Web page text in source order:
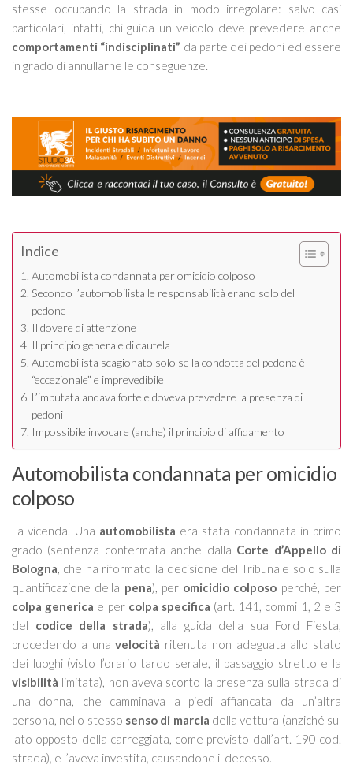
stesse occupando la strada in modo irregolare: salvo casi
particolari, infatti, chi guida un veicolo deve prevedere anche
comportamenti “indisciplinati” da parte dei pedoni ed essere
in grado di annullarne le conseguenze.
Indice
Automobilista condannata per omicidio colposo
Secondo l’automobilista le responsabilità erano solo del
pedone
Il dovere di attenzione
Il principio generale di cautela
Automobilista scagionato solo se la condotta del pedone è
“eccezionale” e imprevedibile
L’imputata andava forte e doveva prevedere la presenza di
pedoni
Impossibile invocare (anche) il principio di affidamento
Automobilista condannata per omicidio
colposo
La vicenda. Una automobilista era stata condannata in primo
grado (sentenza confermata anche dalla Corte d’Appello di
Bologna, che ha riformato la decisione del Tribunale solo sulla
quantificazione della pena), per omicidio colposo perché, per
colpa generica e per colpa specifica (art. 141, commi 1, 2 e 3
del codice della strada), alla guida della sua Ford Fiesta,
procedendo a unavelocità ritenuta non adeguata allo stato
dei luoghi (visto l’orario tardo serale, il passaggio stretto e la
visibilità limitata), non aveva scorto la presenza sulla strada di
una donna, che camminava a piedi affiancata da un’altra
persona, nello stesso senso di marcia della vettura (anziché sul
lato opposto della carreggiata, come previsto dall’art. 190 cod.
strada), e l’aveva investita, causandone il decesso.